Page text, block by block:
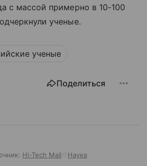
с массой примерно в 10-100
ученые.
ученые
Поделиться
Hi-Tech Mail Наука